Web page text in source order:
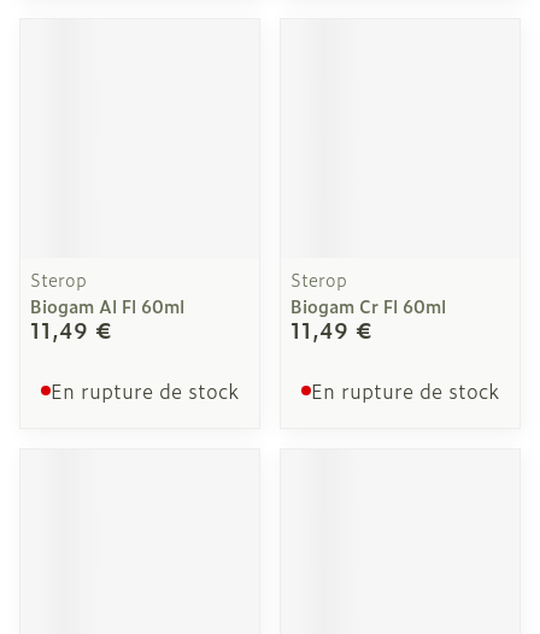
Sterop
Biogam Al Fl 60ml
11,49 €
En rupture de stock
Sterop
Biogam Cr Fl 60ml
11,49 €
En rupture de stock